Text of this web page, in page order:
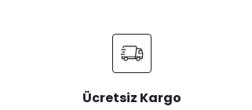
Ücretsiz Kargo